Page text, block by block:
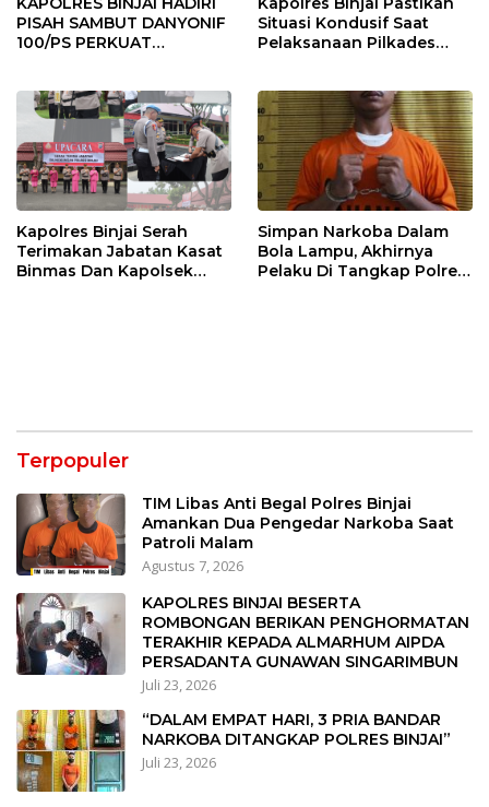
PISAH SAMBUT DANYONIF
100/PS PERKUAT
Situasi Kondusif Saat
Pelaksanaan Pilkades
Kapolres Binjai Serah
Terimakan Jabatan Kasat
Binmas Dan Kapolsek
Simpan Narkoba Dalam
Bola Lampu, Akhirnya
Pelaku Di Tangkap Polres
Terpopuler
TIM Libas Anti Begal Polres Binjai
Amankan Dua Pengedar Narkoba Saat
Patroli Malam
Agustus 7, 2026
KAPOLRES BINJAI BESERTA
ROMBONGAN BERIKAN PENGHORMATAN
TERAKHIR KEPADA ALMARHUM AIPDA
PERSADANTA GUNAWAN SINGARIMBUN
Juli 23, 2026
“DALAM EMPAT HARI, 3 PRIA BANDAR
NARKOBA DITANGKAP POLRES BINJAI”
Juli 23, 2026